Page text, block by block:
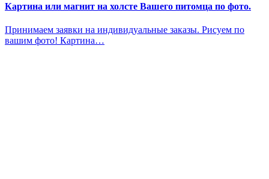
Картина или магнит на холсте Вашего питомца по фото.
Принимаем заявки на индивидуальные заказы. Рисуем по
вашим фото! Картина…